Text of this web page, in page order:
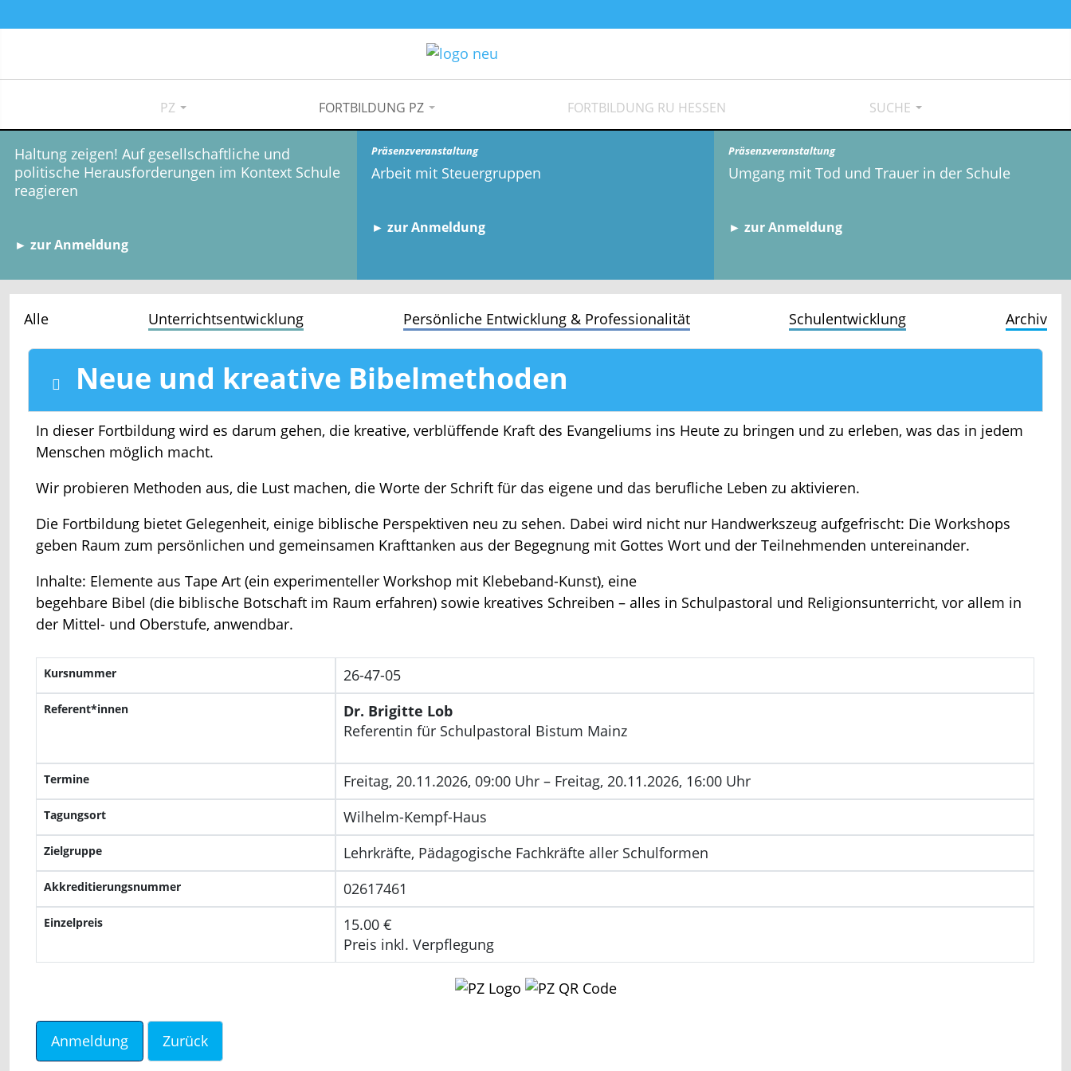
PZ FORTBILDUNG PZ FORTBILDUNG RU HESSEN SUCHE
Haltung zeigen! Auf gesellschaftliche und
politische Herausforderungen im Kontext Schule
reagieren
► zur Anmeldung
Präsenzveranstaltung
Arbeit mit Steuergruppen
► zur Anmeldung
Präsenzveranstaltung
Umgang mit Tod und Trauer in der Schule
► zur Anmeldung
Alle Unterrichtsentwicklung Persönliche Entwicklung & Professionalität Schulentwicklung Archiv
Neue und kreative Bibelmethoden
In dieser Fortbildung wird es darum gehen, die kreative, verblüffende Kraft des Evangeliums ins Heute zu bringen und zu erleben, was das in jedem
Menschen möglich macht.
Wir probieren Methoden aus, die Lust machen, die Worte der Schrift für das eigene und das berufliche Leben zu aktivieren.
Die Fortbildung bietet Gelegenheit, einige biblische Perspektiven neu zu sehen. Dabei wird nicht nur Handwerkszeug aufgefrischt: Die Workshops
geben Raum zum persönlichen und gemeinsamen Krafttanken aus der Begegnung mit Gottes Wort und der Teilnehmenden untereinander.
Inhalte: Elemente aus Tape Art (ein experimenteller Workshop mit Klebeband-Kunst), eine
begehbare Bibel (die biblische Botschaft im Raum erfahren) sowie kreatives Schreiben – alles in Schulpastoral und Religionsunterricht, vor allem in
der Mittel- und Oberstufe, anwendbar.
Einzelpreis
15.00 €
Preis inkl. Verpflegung
Kursnummer 26-47-05
Akkreditierungsnummer 02617461
Termine Freitag, 20.11.2026, 09:00 Uhr – Freitag, 20.11.2026, 16:00 Uhr
Zielgruppe Lehrkräfte, Pädagogische Fachkräfte aller Schulformen
Referent*innen
Dr. Brigitte Lob
Referentin für Schulpastoral Bistum Mainz
Tagungsort Wilhelm-Kempf-Haus
Anmeldung Zurück